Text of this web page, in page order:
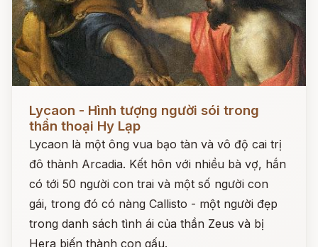
Lycaon - Hình tượng người sói trong
thần thoại Hy Lạp
Lycaon là một ông vua bạo tàn và vô độ cai trị
đô thành Arcadia. Kết hôn với nhiều bà vợ, hắn
có tới 50 người con trai và một số người con
gái, trong đó có nàng Callisto - một người đẹp
trong danh sách tình ái của thần Zeus và bị
Hera biến thành con gấu.